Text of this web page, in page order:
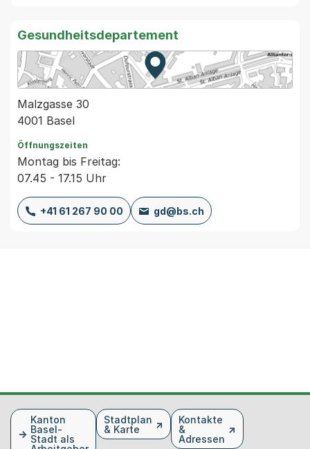
Gesundheitsdepartement
Zur Karte von MapBS.
Externer Link, wird in einem
Malzgasse 30
4001 Basel
Öffnungszeiten
Montag bis Freitag:
07.45 - 17.15 Uhr
+41 61 267 90 00 gd@bs.ch
FusszeileKanton
Basel-
Stadt als
Stadtplan
& Karte
Kontakte
&
Adressen